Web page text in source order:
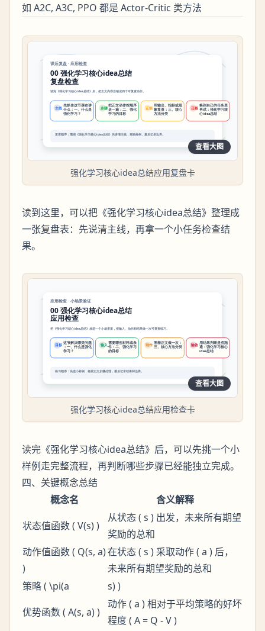
如 A2C, A3C, PPO 都是 Actor-Critic 类方法
查看大图
强化学习核心idea总结应用复盘卡
读到这里，可以把《强化学习核心idea总结》整理成
一张复盘表：先说清主线，再拿一个小任务检查结
果。
查看大图
强化学习核心idea总结应用检查卡
读完《强化学习核心idea总结》后，可以先挑一个小
样例走完整流程，再判断哪些步骤已经能独立完成。
四、关键概念总结
概念名
含义解释
状态值函数 ( V(s) )
从状态 ( s ) 出发，未来所有期望
奖励的总和
动作值函数 ( Q(s, a)
)
在状态 ( s ) 采取动作 ( a ) 后，
未来所有期望奖励的总和
策略 ( \pi(a
s) )
优势函数 ( A(s, a) )
动作 ( a ) 相对于平均策略的好坏
程度 ( A = Q - V )